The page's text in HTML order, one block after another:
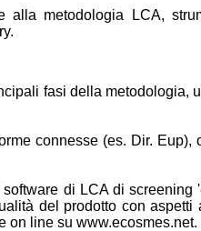
alla metodologia LCA,
fasi della metodologia,
connesse (es. Dir. Eup),
di LCA di screening
del prodotto con
on line su www.ecosmes.net.